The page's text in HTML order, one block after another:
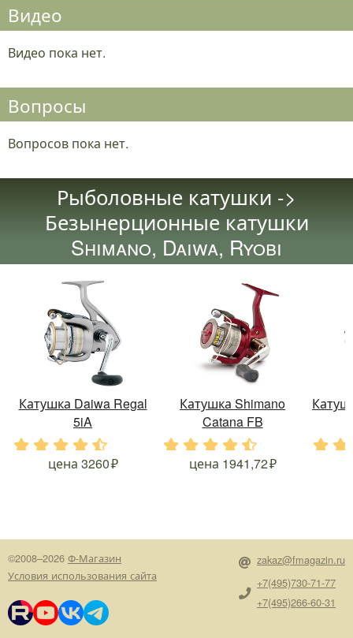
Видео
Видео пока нет.
Вопросы
Вопросов пока нет.
Рыболовные катушки ->
Безынерционные катушки
Shimano, Daiwa, Ryobi
Катушка Daiwa Regal
5iA
. . .
цена 3260
Катушка Shimano
Catana FB
. . . .
цена 1941,72
©2008–2026 Ф-Магазин
Условия использования сайта
zakaz@fmagazin.ru
+7(495)730-71-77
+7(495)266-60-31